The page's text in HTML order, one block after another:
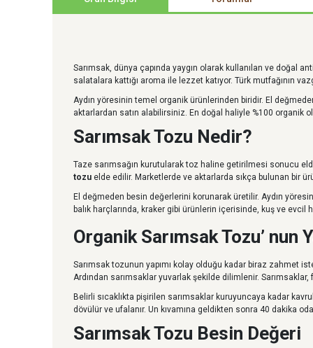
Sarımsak, dünya çapında yaygın olarak kullanılan ve doğal
salatalara kattığı aroma ile lezzet katıyor. Türk mutfağının
Aydın yöresinin temel organik ürünlerinden biridir. El
aktarlardan satın alabilirsiniz. En doğal haliyle %100 organik
Sarımsak Tozu Nedir?
Taze sarımsağın kurutularak toz haline getirilmesi sonucu
tozu elde edilir. Marketlerde ve aktarlarda sıkça bulunan bir
El değmeden besin değerlerini korunarak üretilir. Aydın
balık harçlarında, kraker gibi ürünlerin içerisinde, kuş ve
Organik Sarımsak Tozu’ nun
Sarımsak tozunun yapımı kolay olduğu kadar biraz zahmet
Ardından sarımsaklar yuvarlak şekilde dilimlenir.
Belirli sıcaklıkta pişirilen sarımsaklar kuruyuncaya kadar
dövülür ve ufalanır. Un kıvamına geldikten sonra 40 dakika
Sarımsak Tozu Besin Değeri